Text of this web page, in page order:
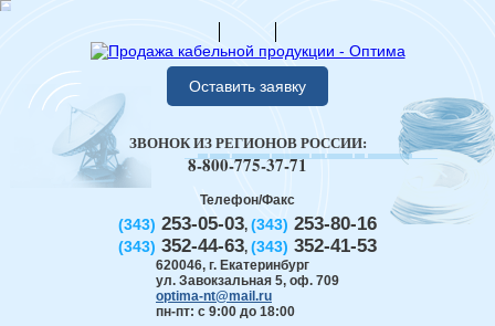
Оставить заявку
Телефон/Факс
(343) 253-05-03, (343) 253-80-16
(343) 352-44-63, (343) 352-41-53
620046, г. Екатеринбург
ул. Завокзальная 5, оф. 709
optima-nt@mail.ru
пн-пт: с 9:00 до 18:00
ЗВОНОК ИЗ РЕГИОНОВ РОССИИ:
8-800-775-37-71